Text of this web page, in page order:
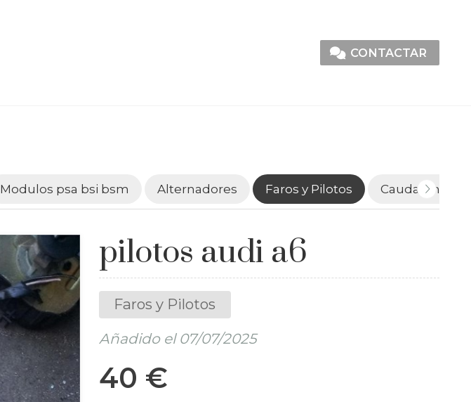
CONTACTAR
Modulos psa bsi bsm Alternadores Faros y Pilotos Caudalímetros
pilotos audi a6
Faros y Pilotos
Añadido el 07/07/2025
40 €